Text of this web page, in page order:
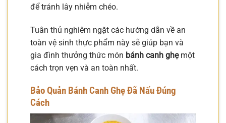
để tránh lây nhiễm chéo.
Tuân thủ nghiêm ngặt các hướng dẫn về an
toàn vệ sinh thực phẩm này sẽ giúp bạn và
gia đình thưởng thức món bánh canh ghẹmột
cách trọn vẹn và an toàn nhất.
Bảo Quản Bánh Canh Ghẹ Đã Nấu Đúng
Cách